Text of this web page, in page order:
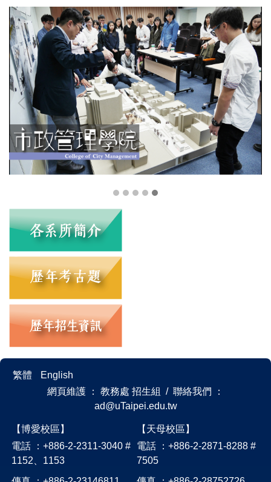
繁體
English
網頁維護 ： 教務處 招生組 / 聯絡我們 ：
ad@uTaipei.edu.tw
【博愛校區】
【天母校區】
電話 ：+886-2-2311-3040 #
1152、1153
電話 ：+886-2-2871-8288 #
7505